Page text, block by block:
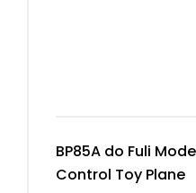
BP85A do Fuli
Control Toy Plane